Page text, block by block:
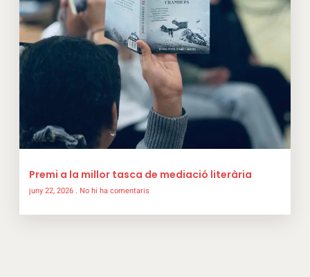
Premi a la millor tasca de mediació literària
juny 22, 2026 No hi ha comentaris